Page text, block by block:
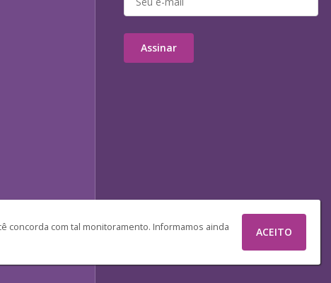
concorda com tal monitoramento. Informamos ainda
ACEITO
Assinar